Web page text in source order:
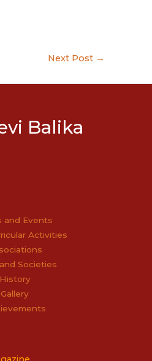
Next Post →
Balika
and Events
Activities
Societies
History
Gallery